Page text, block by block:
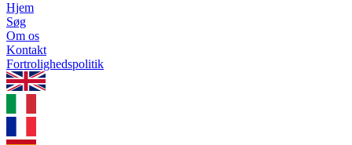
Hjem
Søg
Om os
Kontakt
Fortrolighedspolitik